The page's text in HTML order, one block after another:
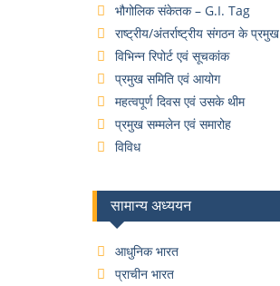
भौगोलिक संकेतक – G.I. Tag
राष्ट्रीय/अंतर्राष्ट्रीय संगठन के प्रमुख
विभिन्न रिपोर्ट एवं सूचकांक
प्रमुख समिति एवं आयोग
महत्वपूर्ण दिवस एवं उसके थीम
प्रमुख सम्मलेन एवं समारोह
विविध
सामान्य अध्ययन
आधुनिक भारत
प्राचीन भारत